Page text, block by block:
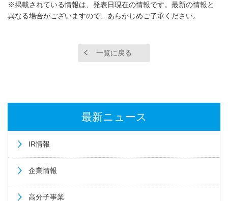
※掲載されている情報は、発表日現在の情報です。最新の情報と
異なる場合がございますので、あらかじめご了承ください。
一覧に戻る
最新ニュース
IR情報
企業情報
高分子事業